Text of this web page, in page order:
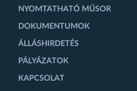
NYOMTATHATÓ MŰSOR
DOKUMENTUMOK
ÁLLÁSHIRDETÉS
PÁLYÁZATOK
KAPCSOLAT